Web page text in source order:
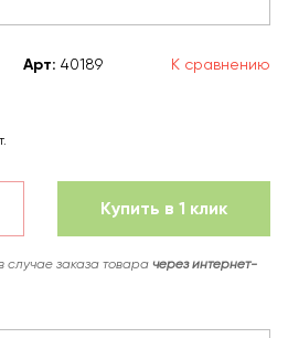
Арт: 40189 К сравнению
Купить в 1 клик
случае заказа товара через интернет-